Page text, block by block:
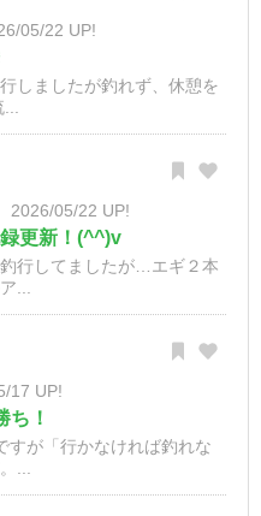
05/22 UP!
しましたが釣れず、休憩を
2026/05/22 UP!
更新！(^^)v
行してましたが…エギ２本
...
17 UP!
ち！
すが「行かなければ釣れな
...